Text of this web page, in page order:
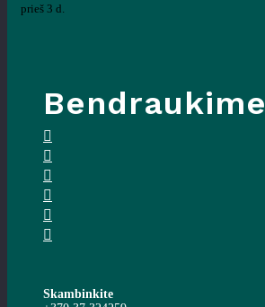
prieš 3 d.
Bendraukime
Skambinkite